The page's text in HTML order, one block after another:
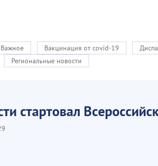
Важное Вакцинация от covid-19
Региональные новости
стартовал